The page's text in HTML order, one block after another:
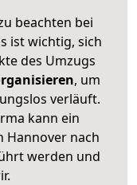
beachten bei
ist wichtig, sich
des Umzugs
, um
verläuft.
kann ein
Hannover nach
werden und